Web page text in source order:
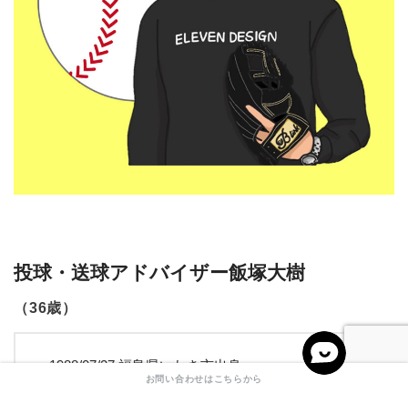
投球・送球アドバイザー飯塚大樹
（36歳）
1988/07/27 福島県いわき市出身
お問い合わせはこちらから